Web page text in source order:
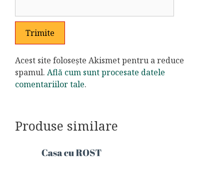
Acest site folosește Akismet pentru a reduce
spamul. Află cum sunt procesate datele
comentariilor tale.
Produse similare